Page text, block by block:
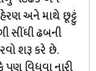
અને માથે છૂટ્ટું
સીંધી ઢબની
શરૂ કરે છે.